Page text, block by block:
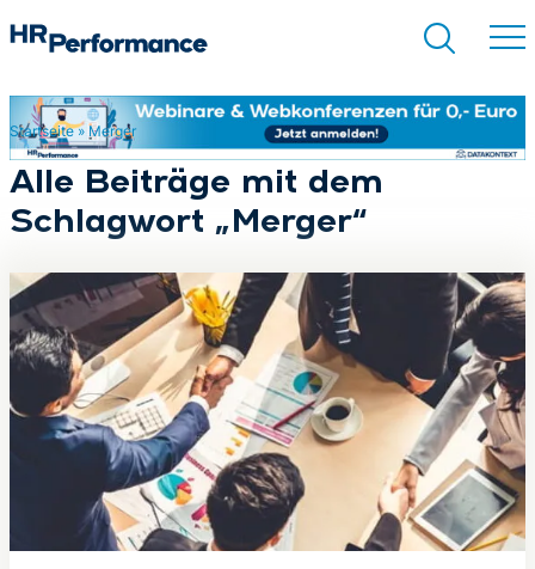
Suchen
Startseite» Merger
Alle Beiträge mit dem
Schlagwort „Merger“